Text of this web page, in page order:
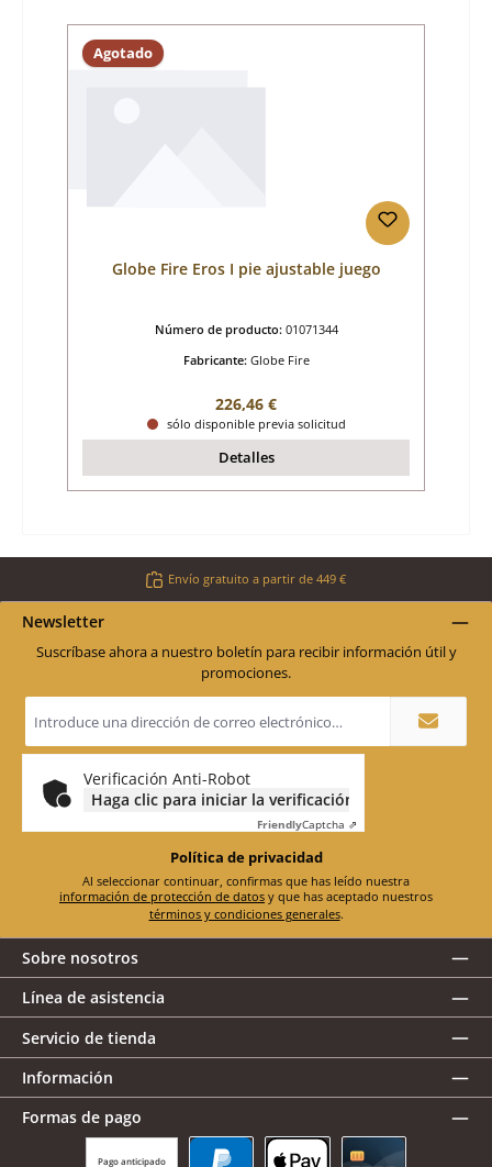
Agotado
Globe Fire Eros I pie ajustable juego
Número de producto: 01071344
Fabricante: Globe Fire
Precio normal:
226,46 €
sólo disponible previa solicitud
Detalles
Envío gratuito a partir de 449 €
Newsletter
Suscríbase ahora a nuestro boletín para recibir información útil y
promociones.
de
correo
electrónico
Verificación Anti-Robot
Haga clic para iniciar la verificación
FriendlyCaptcha ⇗
Política de privacidad
información de protección de datos
términos y condiciones generales.
Sobre nosotros
Línea de asistencia
Servicio de tienda
Información
Formas de pago
Pago anticipado